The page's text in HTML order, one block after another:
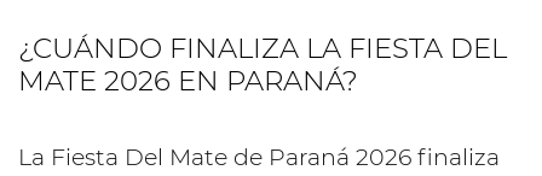
¿CUÁNDO FINALIZA LA FIESTA DEL
MATE 2026 EN PARANÁ?
La Fiesta Del Mate de Paraná 2026 finaliza